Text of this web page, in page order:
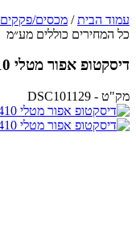
עמוד הבית/ מכסים/פקקים
כל המחירים כוללים מע״מ
דיסקטופ אפור מטלי 24/410
מק"ט - DSC101129